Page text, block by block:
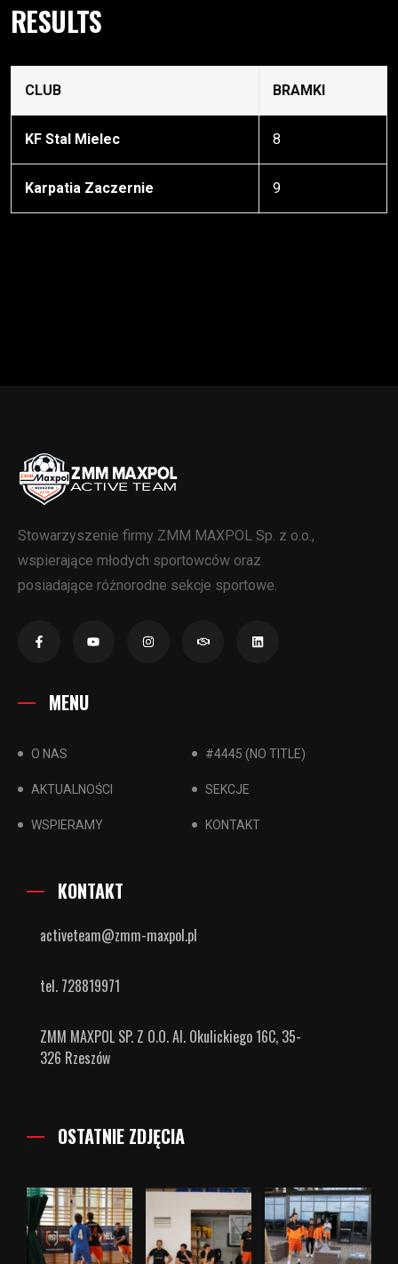
RESULTS
CLUB BRAMKI
KF Stal Mielec 8
Karpatia Zaczernie 9
Stowarzyszenie firmy ZMM MAXPOL Sp. z o.o.,
wspierające młodych sportowców oraz
posiadające różnorodne sekcje sportowe.
MENU
O NAS #4445 (NO TITLE)
AKTUALNOŚCI SEKCJE
WSPIERAMY KONTAKT
KONTAKT
activeteam@zmm-maxpol.pl
tel. 728819971
ZMM MAXPOL SP. Z O.O. Al. Okulickiego 16C, 35-
326 Rzeszów
OSTATNIE ZDJĘCIA